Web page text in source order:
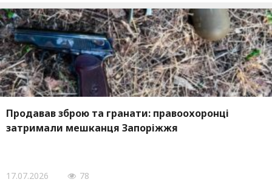
Продавав зброю та гранати: правоохоронці
затримали мешканця Запоріжжя
17.07.2026 78